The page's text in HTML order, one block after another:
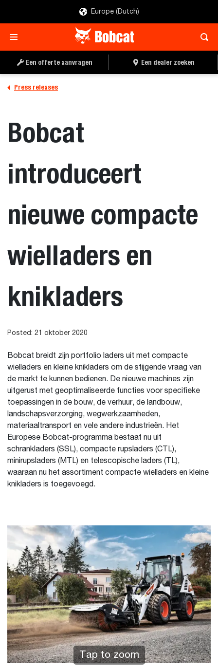
Europe (Dutch)
Een offerte aanvragen Een dealer zoeken
Press releases
Bobcat
introduceert
nieuwe compacte
wielladers en
knikladers
Posted: 21 oktober 2020
Bobcat breidt zijn portfolio laders uit met compacte
wielladers en kleine knikladers om de stijgende vraag van
de markt te kunnen bedienen. De nieuwe machines zijn
uitgerust met geoptimaliseerde functies voor specifieke
toepassingen in de bouw, de verhuur, de landbouw,
landschapsverzorging, wegwerkzaamheden,
materiaaltransport en vele andere industrieën. Het
Europese Bobcat-programma bestaat nu uit
schrankladers (SSL), compacte rupsladers (CTL),
minirupsladers (MTL) en telescopische laders (TL),
waaraan nu het assortiment compacte wielladers en kleine
knikladers is toegevoegd.
Tap to zoom